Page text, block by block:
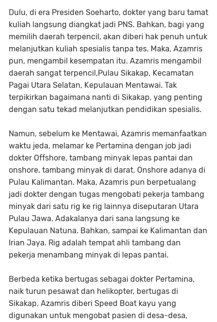
Dulu, di era Presiden Soeharto, dokter yang baru tamat
kuliah langsung diangkat jadi PNS. Bahkan, bagi yang
memilih daerah terpencil, akan diberi hak penuh untuk
melanjutkan kuliah spesialis tanpa tes. Maka, Azamris
pun, mengambil kesempatan itu. Azamris mengambil
daerah sangat terpencil,Pulau Sikakap, Kecamatan
Pagai Utara Selatan, Kepulauan Mentawai. Tak
terpikirkan bagaimana nanti di Sikakap, yang penting
dengan satu tekad melanjutkan pendidikan spesialis.
Namun, sebelum ke Mentawai, Azamris memanfaatkan
waktu jeda, melamar ke Pertamina dengan job jadi
dokter Offshore, tambang minyak lepas pantai dan
onshore, tambang minyak di darat. Onshore adanya di
Pulau Kalimantan. Maka, Azamris pun berpetualang
jadi dokter dengan tugas mengobati pekerja tambang
minyak dari satu rig ke rig lainnya diseputaran Utara
Pulau Jawa. Adakalanya dari sana langsung ke
Kepulauan Natuna. Bahkan, sampai ke Kalimantan dan
Irian Jaya. Rig adalah tempat ahli tambang dan
pekerja menambang minyak di lepas pantai.
Berbeda ketika bertugas sebagai dokter Pertamina,
naik turun pesawat dan helikopter, bertugas di
Sikakap, Azamris diberi Speed Boat kayu yang
digunakan untuk mengobat pasien di desa-desa,